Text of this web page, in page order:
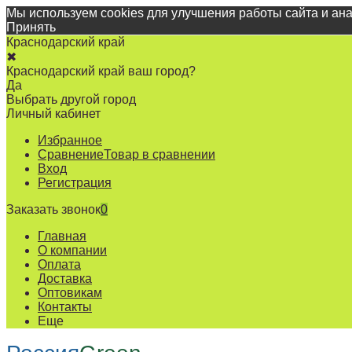
Мы используем cookies для улучшения работы сайта и
Принять
Краснодарский край
✖
Краснодарский край ваш город?
Да
Выбрать другой город
Личный кабинет
Избранное
СравнениеТовар в сравнении
Вход
Регистрация
Заказать звонок0
Главная
О компании
Оплата
Доставка
Оптовикам
Контакты
Еще